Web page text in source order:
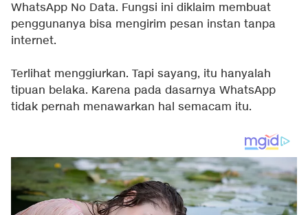
WhatsApp No Data. Fungsi ini diklaim membuat
penggunanya bisa mengirim pesan instan tanpa
internet.
Terlihat menggiurkan. Tapi sayang, itu hanyalah
tipuan belaka. Karena pada dasarnya WhatsApp
tidak pernah menawarkan hal semacam itu.